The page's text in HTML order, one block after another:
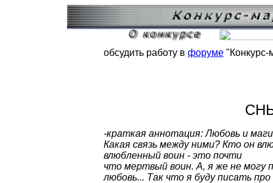
обсудить работу в форуме
-краткая аннотация: Любовь и
Какая связь между ними? Кто он
влюбленный воин - это почти
что мертвый воин. А, я же не могу
любовь... Так что я буду писать